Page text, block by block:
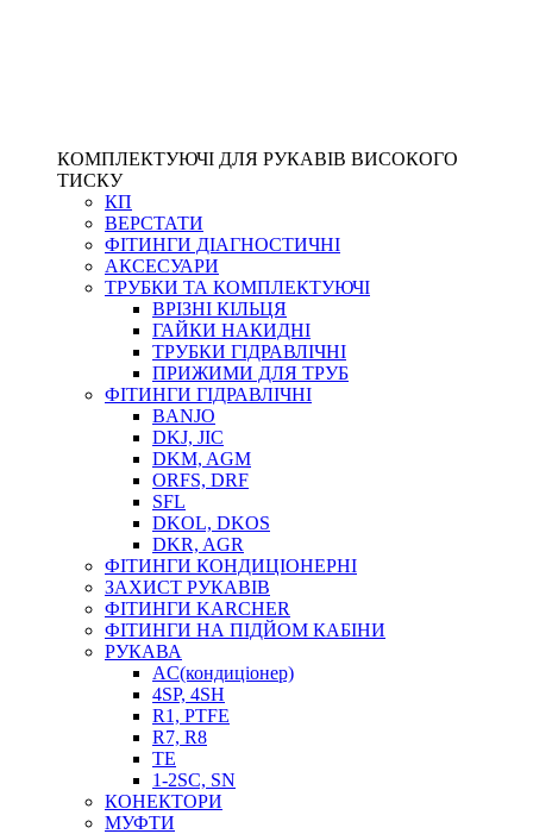
КОМПЛЕКТУЮЧІ ДЛЯ РУКАВІВ ВИСОКОГО
ТИСКУ
КП
ВЕРСТАТИ
ФІТИНГИ ДІАГНОСТИЧНІ
АКСЕСУАРИ
ТРУБКИ ТА КОМПЛЕКТУЮЧІ
ВРІЗНІ КІЛЬЦЯ
ГАЙКИ НАКИДНІ
ТРУБКИ ГІДРАВЛІЧНІ
ПРИЖИМИ ДЛЯ ТРУБ
ФІТИНГИ ГІДРАВЛІЧНІ
BANJO
DKJ, JIC
DKM, AGM
ORFS, DRF
SFL
DKOL, DKOS
DKR, AGR
ФІТИНГИ КОНДИЦІОНЕРНІ
ЗАХИСТ РУКАВІВ
ФІТИНГИ KARCHER
ФІТИНГИ НА ПІДЙОМ КАБІНИ
РУКАВА
AC(кондиціонер)
4SP, 4SH
R1, PTFE
R7, R8
TE
1-2SC, SN
КОНЕКТОРИ
МУФТИ